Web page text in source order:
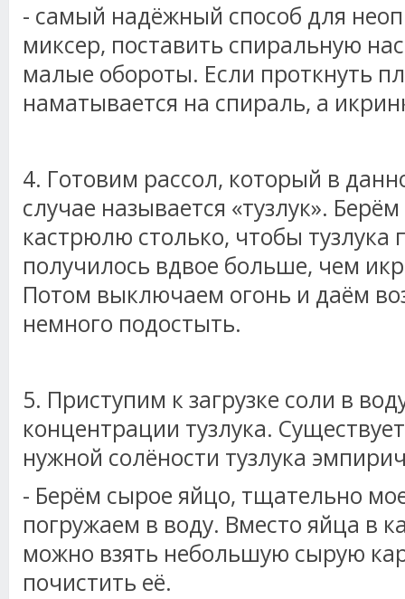
- самый надёжный способ для
миксер, поставить спиральную
малые обороты. Если проткнуть
наматывается на спираль, а
4. Готовим рассол, который в
случае называется «тузлук».
кастрюлю столько, чтобы тузлука
получилось вдвое больше, чем
Потом выключаем огонь и даём
немного подостыть.
5. Приступим к загрузке соли в
концентрации тузлука.
нужной солёности тузлука
- Берём сырое яйцо, тщательно
погружаем в воду. Вместо яйца в
можно взять небольшую сырую
почистить её.